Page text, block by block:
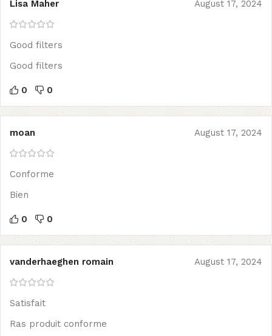
Lisa Maher August 17, 2024
Good filters
Good filters
0 0
moan August 17, 2024
Conforme
Bien
0 0
vanderhaeghen romain August 17, 2024
Satisfait
Ras produit conforme